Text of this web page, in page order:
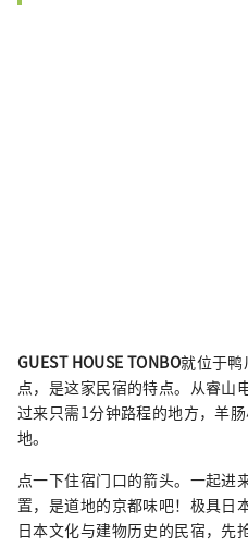
GUEST HOUSE TONBO就位于
点，是这家民宿的特点。从睿山
过来只需1分钟路程的地方，羊
地。
点一下住宿门口的箭头。一起进
置，是道地的京都味吧！极具日
日本文化与建物历史的民宿，先